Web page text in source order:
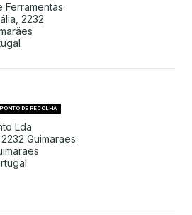
Ferramentas
2232
PONTO DE RECOLHA
Lda
Guimaraes